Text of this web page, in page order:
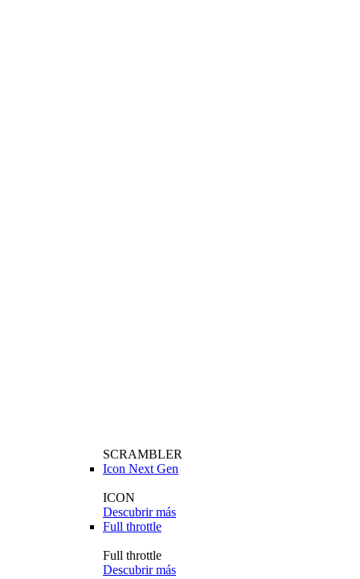
SCRAMBLER
Icon Next Gen
ICON
Descubrir más
Full throttle
Full throttle
Descubrir más